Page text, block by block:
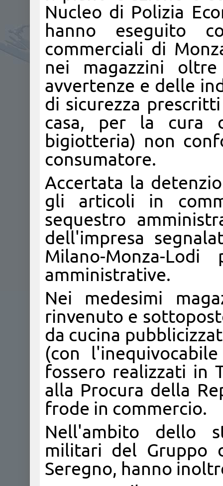
Nucleo di Polizia
hanno eseguito
commerciali di
nei magazzini
avvertenze e delle
di sicurezza
casa, per la cura
bigiotteria) non
consumatore.
Accertata la
gli articoli in
sequestro
dell'impresa
Milano-Monza-
amministrative.
Nei medesimi
rinvenuto e
da cucina
(con
fossero realizzati in
alla Procura della
frode in commercio.
Nell'ambito dello
militari del Gruppo
Seregno, hanno